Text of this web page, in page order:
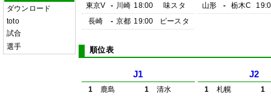
ダウンロード
toto
試合
選手
東京V
- 川崎 18:00
味スタ
長崎
- 京都 19:00 ピースタ
山形
- 栃木C
順位表
J1
1 鹿島 1
清水
J2
1 札幌
1